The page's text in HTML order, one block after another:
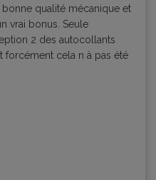
qualité mécanique et
vrai bonus. Seule
2 des autocollants
cela n à pas été